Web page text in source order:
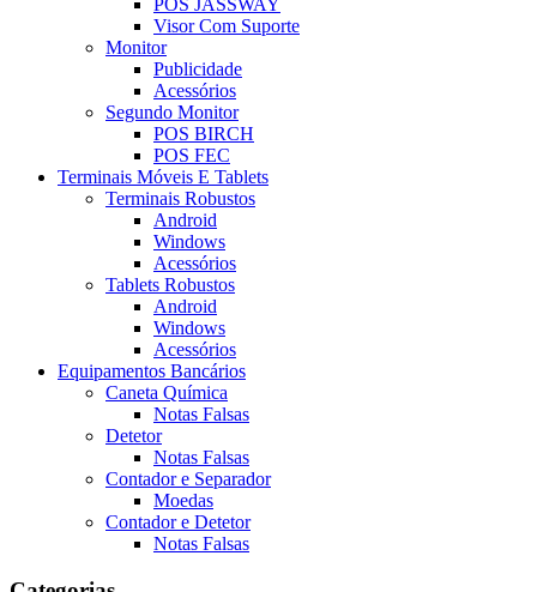
Visor Com Suporte
Monitor
Publicidade
Acessórios
Segundo Monitor
POS BIRCH
POS FEC
Terminais Móveis E Tablets
Terminais Robustos
Android
Windows
Acessórios
Tablets Robustos
Android
Windows
Acessórios
Equipamentos Bancários
Caneta Química
Notas Falsas
Detetor
Notas Falsas
Contador e Separador
Moedas
Contador e Detetor
Notas Falsas